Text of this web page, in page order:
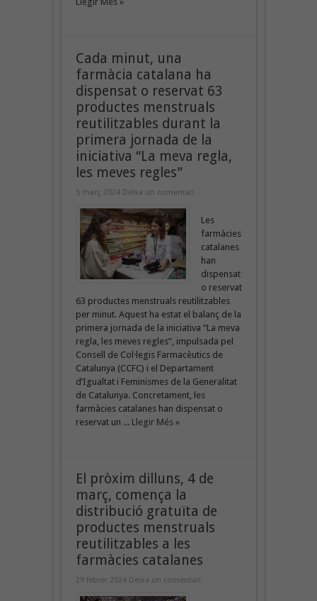
Cada minut, una
farmàcia catalana ha
dispensat o reservat 63
productes menstruals
reutilitzables durant la
primera jornada de la
iniciativa “La meva regla,
les meves regles”
5 març 2024 Deixa un comentari
Les
farmàcies
catalanes
han
dispensat
o reservat
63 productes menstruals reutilitzables
per minut. Aquest ha estat el balanç de la
primera jornada de la iniciativa “La meva
regla, les meves regles”, impulsada pel
Consell de Col·legis Farmacèutics de
Catalunya (CCFC) i el Departament
d’Igualtat i Feminismes de la Generalitat
de Catalunya. Concretament, les
farmàcies catalanes han dispensat o
reservat un ... Llegir Més »
El pròxim dilluns, 4 de
març, comença la
distribució gratuïta de
productes menstruals
reutilitzables a les
farmàcies catalanes
29 febrer 2024 Deixa un comentari